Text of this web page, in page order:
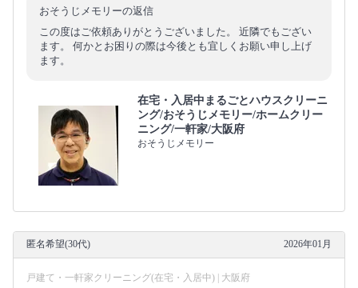
おそうじメモリーの返信
この度はご依頼ありがとうございました。 近隣でもござい
ます。 何かとお困りの際は今後とも宜しくお願い申し上げ
ます。
在宅・入居中まるごとハウスクリーニ
ング/おそうじメモリー/ホームクリー
ニング/一軒家/大阪府
おそうじメモリー
匿名希望(30代) 2026年01月
戸建て・一軒家クリーニング(在宅・入居中) | 大阪府